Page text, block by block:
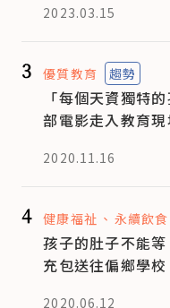
2023.03.15
3 優質教育 趨勢
「每個天資獨特
部電影走入教育
2020.11.16
4 健康福祉 永續飲食
孩子的肚子不能
充包送往偏鄉學
2020.06.12